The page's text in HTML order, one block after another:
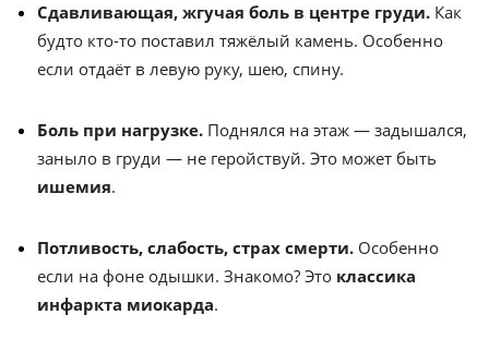
Сдавливающая, жгучая боль в центре груди. Как
будто кто-то поставил тяжёлый камень. Особенно
если отдаёт в левую руку, шею, спину.
Боль при нагрузке. Поднялся на этаж — задышался,
заныло в груди — не геройствуй. Это может быть
ишемия.
Потливость, слабость, страх смерти. Особенно
если на фоне одышки. Знакомо? Это классика
инфаркта миокарда.